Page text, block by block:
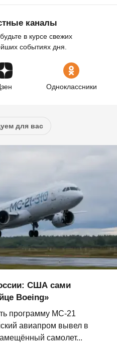
каналы
в курсе свежих
событиях дня.
Одноклассники
для вас
США сами
Boeing»
программу МС-21
авиапром вывел в
самолет...